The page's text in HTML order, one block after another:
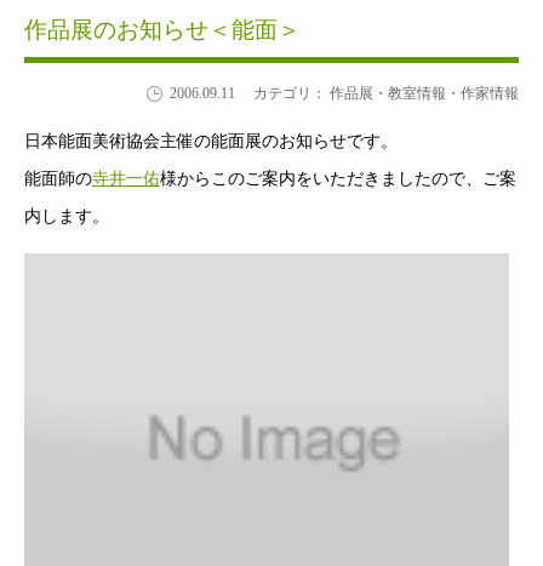
作品展のお知らせ＜能面＞
2006.09.11 カテゴリ： 作品展・教室情報・作家情報
日本能面美術協会主催の能面展のお知らせです。
能面師の寺井一佑様からこのご案内をいただきましたので、ご案
内します。